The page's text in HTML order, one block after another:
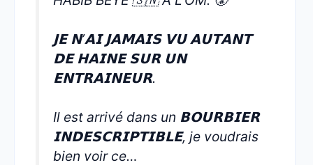
𝗝𝗘 𝗡’𝗔𝗜 𝗝𝗔𝗠𝗔𝗜𝗦 𝗩𝗨 𝗔𝗨𝗧𝗔𝗡𝗧
𝗗𝗘 𝗛𝗔𝗜𝗡𝗘 𝗦𝗨𝗥 𝗨𝗡
𝗘𝗡𝗧𝗥𝗔𝗜𝗡𝗘𝗨𝗥.
Il est arrivé dans un 𝗕𝗢𝗨𝗥𝗕𝗜𝗘𝗥
𝗜𝗡𝗗𝗘𝗦𝗖𝗥𝗜𝗣𝗧𝗜𝗕𝗟𝗘, je voudrais
bien voir ce…